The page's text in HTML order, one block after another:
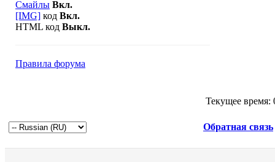
Смайлы Вкл.
[IMG] код Вкл.
HTML код Выкл.
Правила форума
Текущее время:
Обратная связь